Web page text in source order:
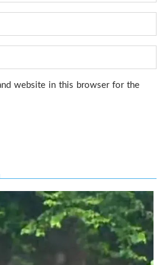
website in this browser for the